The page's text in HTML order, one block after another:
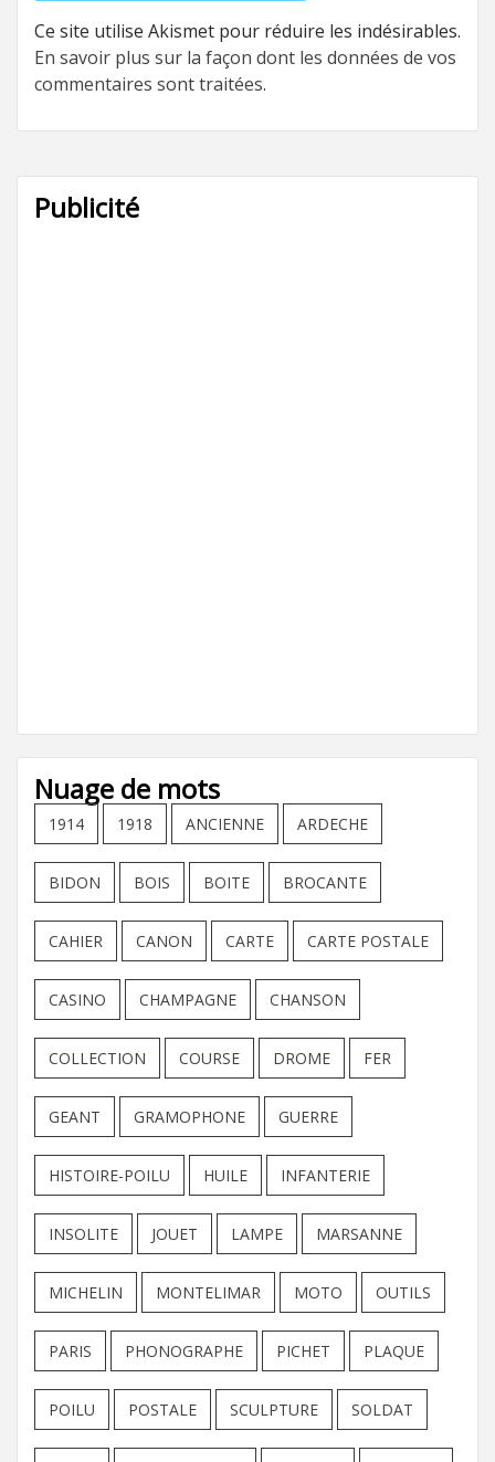
Ce site utilise Akismet pour réduire les indésirables.
En savoir plus sur la façon dont les données de vos
commentaires sont traitées.
Publicité
Nuage de mots
1914 1918 ANCIENNE ARDECHE
BIDON BOIS BOITE BROCANTE
CAHIER CANON CARTE CARTE POSTALE
CASINO CHAMPAGNE CHANSON
COLLECTION COURSE DROME FER
GEANT GRAMOPHONE GUERRE
HISTOIRE-POILU HUILE INFANTERIE
INSOLITE JOUET LAMPE MARSANNE
MICHELIN MONTELIMAR MOTO OUTILS
PARIS PHONOGRAPHE PICHET PLAQUE
POILU POSTALE SCULPTURE SOLDAT